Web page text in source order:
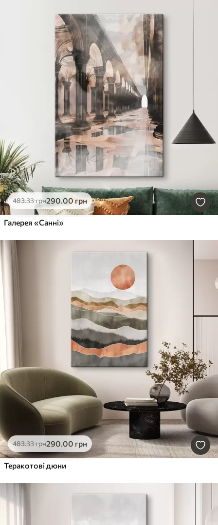
483.33грн290.00 грн
Галерея «Санні»
483.33грн290.00 грн
Теракотові дюни